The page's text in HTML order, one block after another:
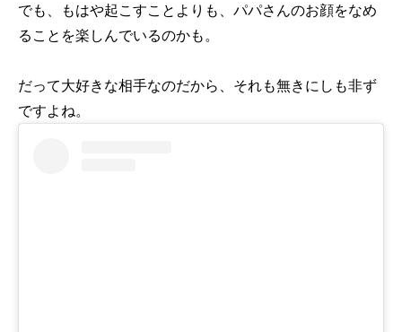
でも、もはや起こすことよりも、パパさんのお顔をなめ
ることを楽しんでいるのかも。
だって大好きな相手なのだから、それも無きにしも非ず
ですよね。